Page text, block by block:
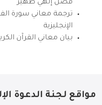
فضل إلهي ظهير
ترجمة معاني سورة
الإنجليزية
بيان معاني القرآن
مواقع لجنة الدعوة